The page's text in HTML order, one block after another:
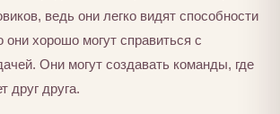
ведь они легко видят способности
они хорошо могут справиться с
Они могут создавать команды, где
друг друга.